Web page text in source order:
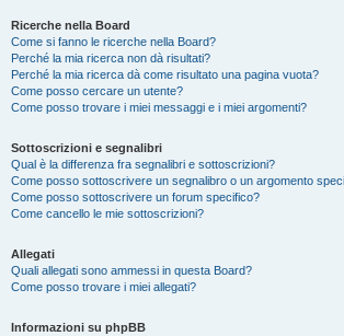
Ricerche nella Board
Come si fanno le ricerche nella Board?
Perché la mia ricerca non dà risultati?
Perché la mia ricerca dà come risultato una pagina vuota?
Come posso cercare un utente?
Come posso trovare i miei messaggi e i miei argomenti?
Sottoscrizioni e segnalibri
Qual è la differenza fra segnalibri e sottoscrizioni?
Come posso sottoscrivere un segnalibro o un argomento
Come posso sottoscrivere un forum specifico?
Come cancello le mie sottoscrizioni?
Allegati
Quali allegati sono ammessi in questa Board?
Come posso trovare i miei allegati?
Informazioni su phpBB